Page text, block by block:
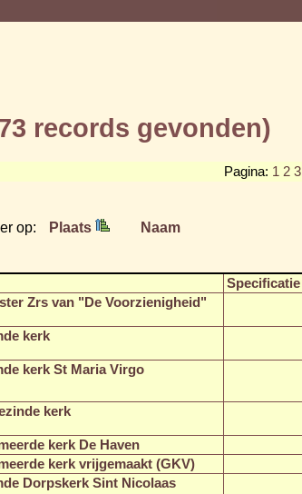
records gevonden)
Pagina: 1 2 3
op: Plaats Naam
Specificatie
Zrs van "De Voorzienigheid"
kerk
kerk St Maria Virgo
kerk
kerk De Haven
kerk vrijgemaakt (GKV)
Dorpskerk Sint Nicolaas